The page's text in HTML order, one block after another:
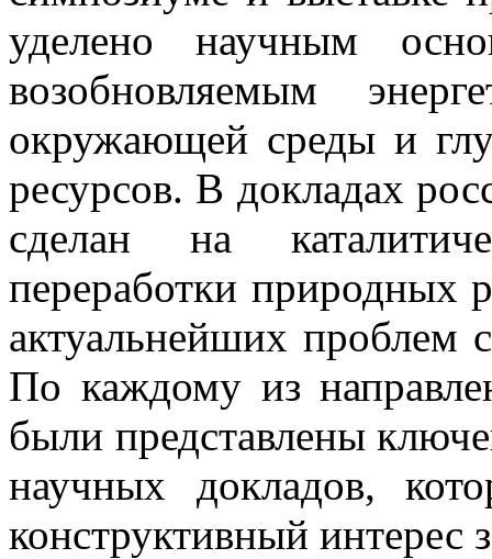
уделено научным
возобновляемым
окружающей среды и
ресурсов. В докладах
сделан на
переработки природных
актуальнейших проблем
По каждому из
были представлены
научных докладов,
конструктивный интерес